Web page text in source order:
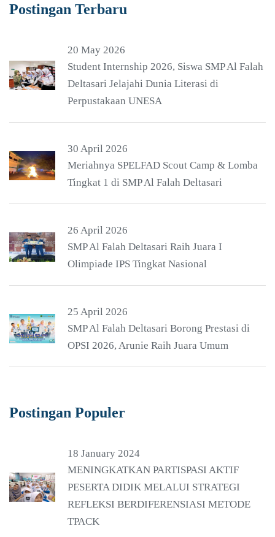
Postingan Terbaru
20 May 2026
Student Internship 2026, Siswa SMP Al Falah
Deltasari Jelajahi Dunia Literasi di
Perpustakaan UNESA
30 April 2026
Meriahnya SPELFAD Scout Camp & Lomba
Tingkat 1 di SMP Al Falah Deltasari
26 April 2026
SMP Al Falah Deltasari Raih Juara I
Olimpiade IPS Tingkat Nasional
25 April 2026
SMP Al Falah Deltasari Borong Prestasi di
OPSI 2026, Arunie Raih Juara Umum
Postingan Populer
18 January 2024
MENINGKATKAN PARTISPASI AKTIF
PESERTA DIDIK MELALUI STRATEGI
REFLEKSI BERDIFERENSIASI METODE
TPACK